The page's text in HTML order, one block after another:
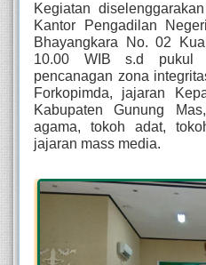
Kegiatan
Kantor Pengadilan
Bhayangkara No. 02
10.00 WIB s.d pukul
pencanagan zona
Forkopimda, jajaran
Kabupaten Gunung
agama, tokoh adat,
jajaran mass media.